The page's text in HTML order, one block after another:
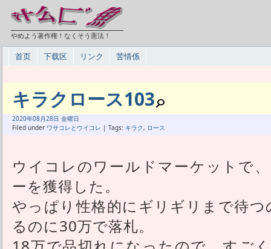
やめよう著作権！なくそう憲法！
首页 下载区 リンク 苦情係
キラクロース103
2020年08月28日 金曜日
Filed under ワサコレとウイコレ | Tags: キラク, ロース
ウイコレのワールドマーケットで
ーを獲得した。
やっぱり性格的にギリギリまで待
るのに30万で落札。